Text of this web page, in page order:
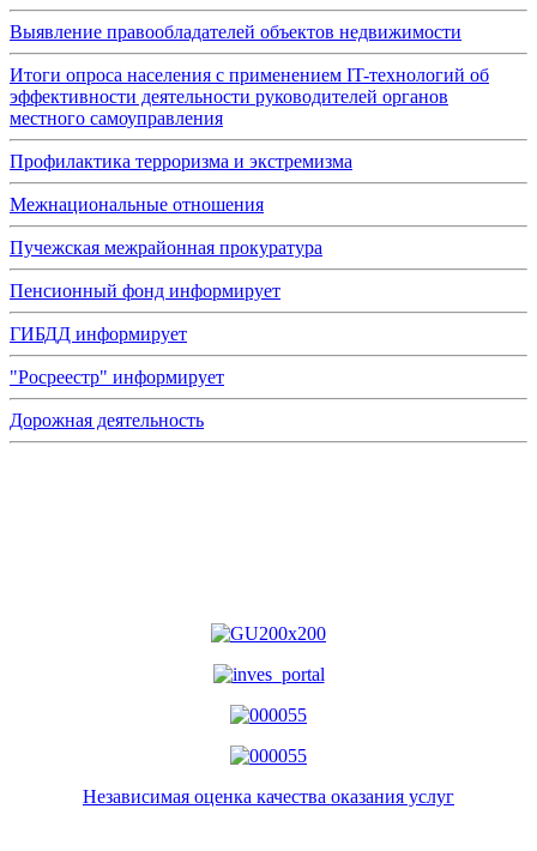
Выявление правообладателей объектов недвижимости
Итоги опроса населения с применением IT-технологий об
эффективности деятельности руководителей органов
местного самоуправления
Профилактика терроризма и экстремизма
Межнациональные отношения
Пучежская межрайонная прокуратура
Пенсионный фонд информирует
ГИБДД информирует
"Росреестр" информирует
Дорожная деятельность
Независимая оценка качества оказания услуг